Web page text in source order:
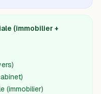
(immobilier +
(immobilier)